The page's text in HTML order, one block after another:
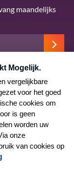
maandelijks
privacybeleid.